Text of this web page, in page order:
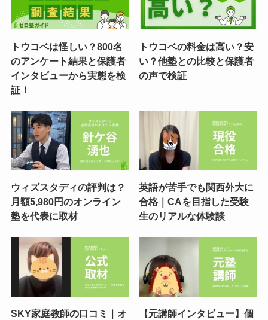
トウコベは怪しい？800名
のアンケート結果と保護者
インタビューから実態を検
証！
トウコベの料金は高い？安
い？他塾との比較と保護者
の声で検証
ウィズスタディの評判は？
月額5,980円のオンライン
塾を代表に取材
英語が苦手でも関西外大に
合格｜CAを目指した受験
生のリアルな体験談
SKY家庭教師の口コミ｜オ
【元講師インタビュー】個